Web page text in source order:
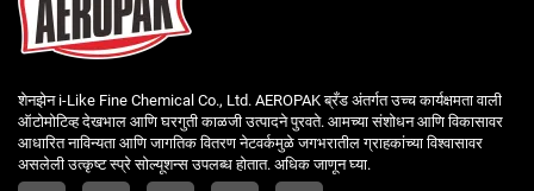
शेनझेन i-Like Fine Chemical Co., Ltd. AEROPAK ब्रँड अंतर्गत उच्च कार्यक्षमता वाली
ऑटोमोटिव्ह देखभाल आणि घरगुती काळजी उत्पादने पुरवते. आमच्या संशोधन आणि विकासावर
आधारित नाविन्यता आणि जागतिक वितरण नेटवर्कमुळे जगभरातील ग्राहकांच्या विश्वासावर
असलेली उत्कृष्ट स्प्रे सोल्यूशन्स उपलब्ध होतात. अधिक जाणून घ्या.